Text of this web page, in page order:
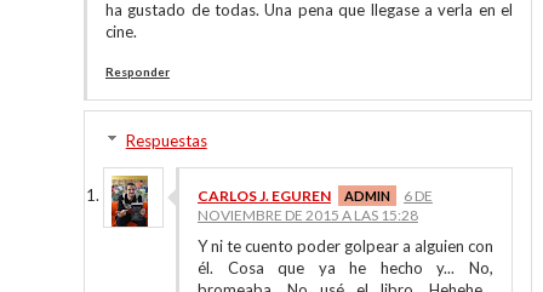
ha gustado de todas. Una pena que llegase a verla en el
cine.
Responder
Respuestas
CARLOS J. EGUREN
6 DE
NOVIEMBRE DE 2015 A LAS 15:28
Y ni te cuento poder golpear a alguien con
él. Cosa que ya he hecho y... No,